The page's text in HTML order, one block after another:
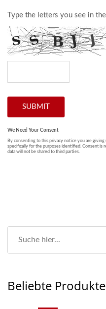
Beliebte Produkte